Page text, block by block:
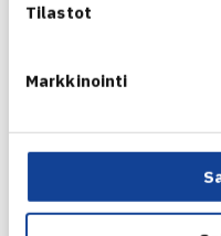
Tilastot
Markkinointi